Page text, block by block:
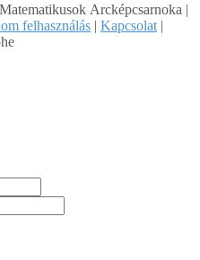
Arcképcsarnoka |
felhasználás | Kapcsolat |